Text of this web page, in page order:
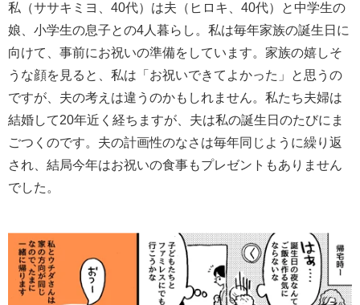
私（ササキミヨ、40代）は夫（ヒロキ、40代）と中学生の
娘、小学生の息子との4人暮らし。私は毎年家族の誕生日に
向けて、事前にお祝いの準備をしています。家族の嬉しそ
うな顔を見ると、私は「お祝いできてよかった」と思うの
ですが、夫の考えは違うのかもしれません。私たち夫婦は
結婚して20年近く経ちますが、夫は私の誕生日のたびにま
ごつくのです。夫の計画性のなさは毎年同じように繰り返
され、結局今年はお祝いの食事もプレゼントもありません
でした。